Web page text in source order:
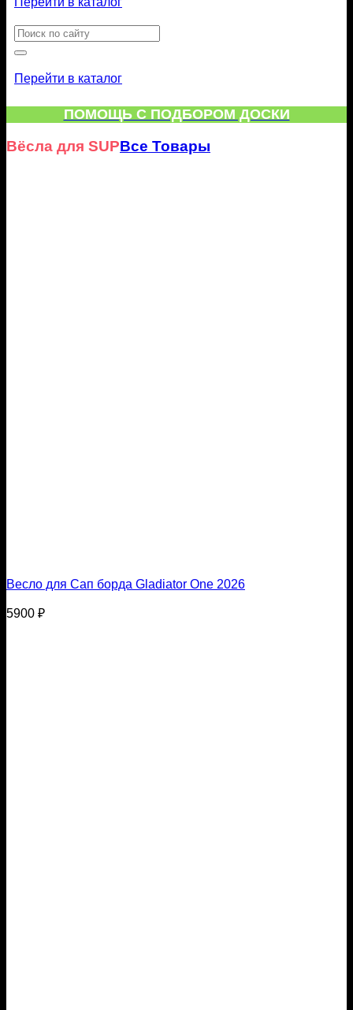
Искать:
Перейти в каталог
ПОМОЩЬ С ПОДБОРОМ ДОСКИ
Вёсла для SUPВсе Товары
Весло для Сап борда Gladiator One 2026
5900 ₽